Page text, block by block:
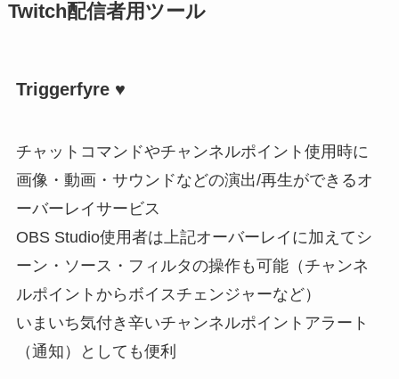
Twitch配信者用ツール
Triggerfyre ♥
チャットコマンドやチャンネルポイント使用時に
画像・動画・サウンドなどの演出/再生ができるオ
ーバーレイサービス
OBS Studio使用者は上記オーバーレイに加えてシ
ーン・ソース・フィルタの操作も可能（チャンネ
ルポイントからボイスチェンジャーなど）
いまいち気付き辛いチャンネルポイントアラート
（通知）としても便利